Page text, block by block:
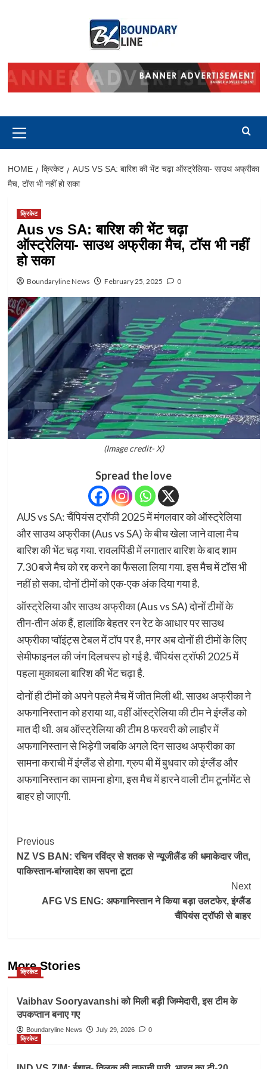
Menu
HOME क्रिकेट
AUS VS SA: बारिश की भेंट चढ़ा ऑस्ट्रेलिया- साउथ अफ्रीका
मैच, टॉस भी नहीं हो सका
क्रिकेट
Aus vs SA: बारिश की भेंट चढ़ा
ऑस्ट्रेलिया- साउथ अफ्रीका मैच, टॉस भी नहीं
हो सका
Boundaryline News February 25, 2025 0
(Image credit- X)
Spread the love
AUS vs SA: चैंपियंस ट्रॉफी 2025 में मंगलवार को ऑस्ट्रेलिया
और साउथ अफ्रीका (Aus vs SA) के बीच खेला जाने वाला मैच
बारिश की भेंट चढ़ गया. रावलपिंडी में लगातार बारिश के बाद शाम
7.30 बजे मैच को रद्द करने का फैसला लिया गया. इस मैच में टॉस भी
नहीं हो सका. दोनों टीमों को एक-एक अंक दिया गया है.
ऑस्ट्रेलिया और साउथ अफ्रीका (Aus vs SA) दोनों टीमों के
तीन-तीन अंक हैं, हालांकि बेहतर रन रेट के आधार पर साउथ
अफ्रीका प्वॉइंट्स टेबल में टॉप पर है, मगर अब दोनों ही टीमों के लिए
सेमीफाइनल की जंग दिलचस्प हो गई है. चैंपियंस ट्रॉफी 2025 में
पहला मुकाबला बारिश की भेंट चढ़ा है.
दोनों ही टीमों को अपने पहले मैच में जीत मिली थी. साउथ अफ्रीका ने
अफगानिस्तान को हराया था, वहीं ऑस्ट्रेलिया की टीम ने इंग्लैंड को
मात दी थी. अब ऑस्ट्रेलिया की टीम 8 फरवरी को लाहौर में
अफगानिस्तान से भिड़ेगी जबकि अगले दिन साउथ अफ्रीका का
सामना कराची में इंग्लैंड से होगा. ग्रुप बी में बुधवार को इंग्लैंड और
अफगानिस्तान का सामना होगा, इस मैच में हारने वाली टीम टूर्नामेंट से
बाहर हो जाएगी.
Post
Navigation
Previous
NZ VS BAN: रचिन रविंद्र से शतक से न्यूजीलैंड की धमाकेदार जीत,
पाकिस्तान-बांग्लादेश का सपना टूटा
Next
AFG VS ENG: अफगानिस्तान ने किया बड़ा उलटफेर, इंग्लैंड
चैंपियंस ट्रॉफी से बाहर
More Stories
क्रिकेट
Vaibhav Sooryavanshi को मिली बड़ी जिम्मेदारी, इस टीम के
उपकप्तान बनाए गए
Boundaryline News July 29, 2026
0
क्रिकेट